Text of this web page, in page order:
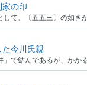
の印
して、〔五五三〕の如き
今川氏親
」で結んであるが、かか